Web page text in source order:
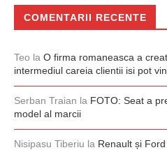
COMENTARII RECENTE
Teo la O firma romaneasca a
intermediul careia clientii isi pot
Serban Traian la FOTO: Seat a
model al marcii
Nisipasu Tiberiu la Renault și